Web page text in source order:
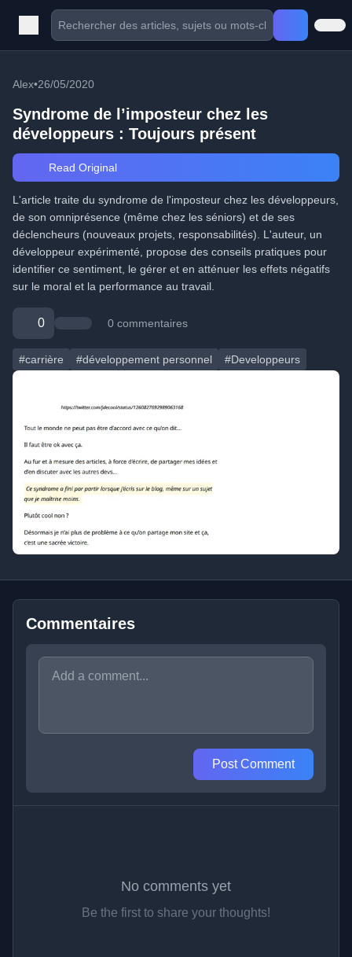
Alex•26/05/2020
Syndrome de l’imposteur chez les
développeurs : Toujours présent
Read Original
L'article traite du syndrome de l'imposteur chez les développeurs,
de son omniprésence (même chez les séniors) et de ses
déclencheurs (nouveaux projets, responsabilités). L'auteur, un
développeur expérimenté, propose des conseils pratiques pour
identifier ce sentiment, le gérer et en atténuer les effets négatifs
sur le moral et la performance au travail.
0 0 commentaires
#carrière #développement personnel #Developpeurs
Commentaires
Post Comment
No comments yet
Be the first to share your thoughts!